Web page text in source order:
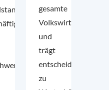
gesamte
Volkswirtschaft
und
trägt
entscheidend
zu